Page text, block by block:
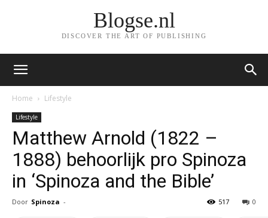
Blogse.nl
DISCOVER THE ART OF PUBLISHING
Home Lifestyle
Lifestyle
Matthew Arnold (1822 –
1888) behoorlijk pro Spinoza
in ‘Spinoza and the Bible’
Door Spinoza - 0
517